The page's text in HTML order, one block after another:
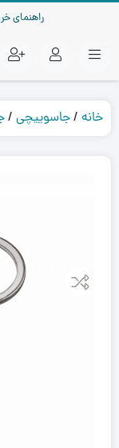
راهنمای
خانه /جاسوییچی /